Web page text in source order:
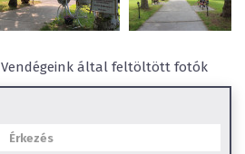
Vendégeink által feltöltött fotók